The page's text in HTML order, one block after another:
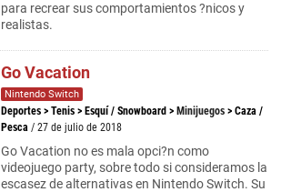
para recrear sus comportamientos ?nicos y
realistas.
Go Vacation
Nintendo Switch
Deportes > Tenis > Esquí / Snowboard > Minijuegos > Caza /
Pesca / 27 de julio de 2018
Go Vacation no es mala opci?n como
videojuego party, sobre todo si consideramos la
escasez de alternativas en Nintendo Switch. Su